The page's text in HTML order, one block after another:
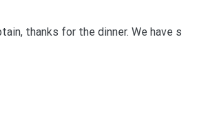
thanks for the dinner. We have s